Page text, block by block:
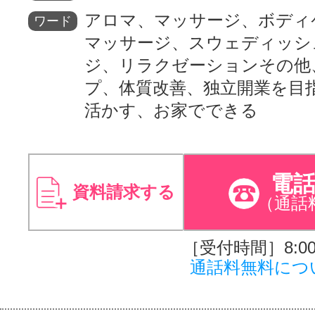
ワード
アロマ、マッサージ、ボデ
マッサージ、スウェディッ
ジ、リラクゼーションその
プ、体質改善、独立開業を目
活かす、お家でできる
資料請求する 電
（通話
［受付時間］
通話料無料につ